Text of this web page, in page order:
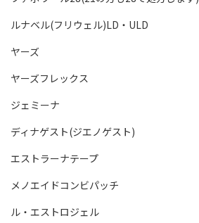
ルナベル(フリウェル)LD・ULD
ヤーズ
ヤーズフレックス
ジェミーナ
ディナゲスト(ジエノゲスト)
エストラーナテープ
メノエイドコンビパッチ
ル・エストロジェル